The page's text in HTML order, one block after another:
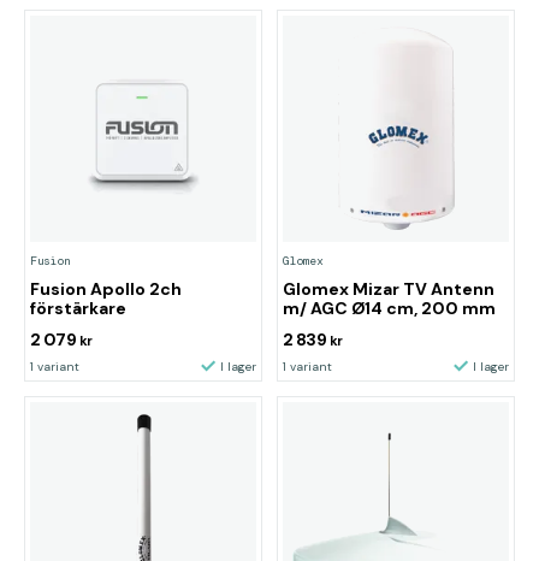
Fusion
Fusion Apollo 2ch
förstärkare
2 079 kr
1 variant I lager
Glomex
Glomex Mizar TV Antenn
m/ AGC Ø14 cm, 200 mm
2 839 kr
1 variant I lager